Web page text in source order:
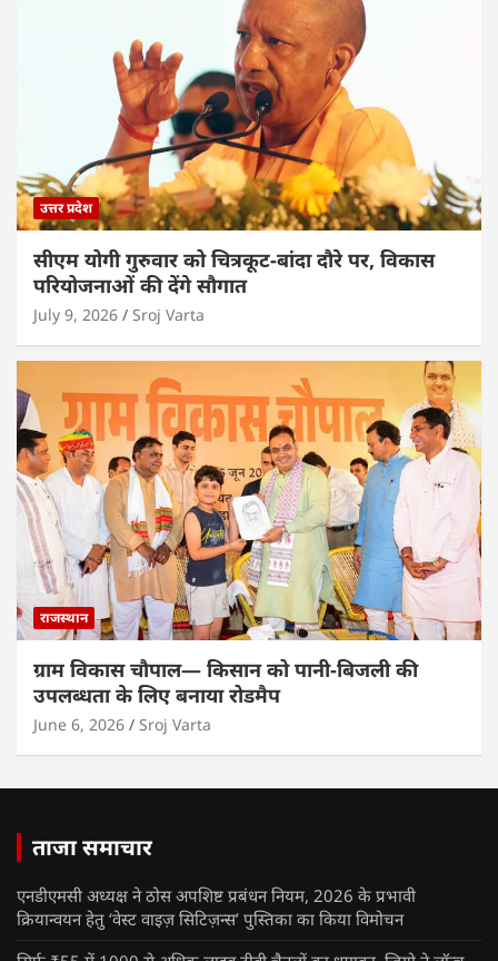
उत्तर प्रदेश
सीएम योगी गुरुवार को चित्रकूट-बांदा दौरे पर, विकास
परियोजनाओं की देंगे सौगात
July 9, 2026 Sroj Varta
राजस्थान
ग्राम विकास चौपाल— किसान को पानी-बिजली की
उपलब्धता के लिए बनाया रोडमैप
June 6, 2026 Sroj Varta
ताजा समाचार
एनडीएमसी अध्यक्ष ने ठोस अपशिष्ट प्रबंधन नियम, 2026 के प्रभावी
क्रियान्वयन हेतु ‘वेस्ट वाइज़ सिटिज़न्स’ पुस्तिका का किया विमोचन